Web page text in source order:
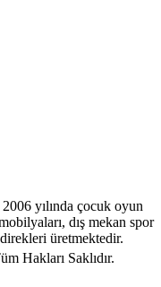
yılında çocuk oyun
dış mekan spor
üretmektedir.
Hakları Saklıdır.